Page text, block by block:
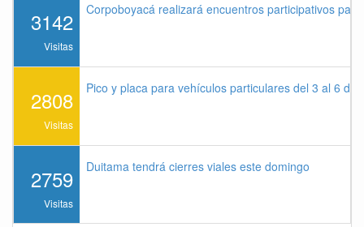
3142
Visitas
Corpoboyacá realizará encuentros participativos
2808
Visitas
Pico y placa para vehículos particulares del 3 al 6 de
2759
Visitas
Duitama tendrá cierres viales este domingo